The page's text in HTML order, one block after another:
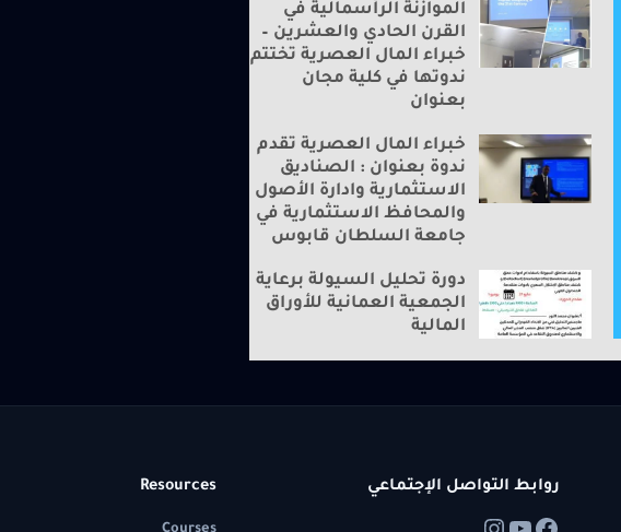
الموازنة الرأسمالية في
القرن الحادي والعشرين –
خبراء المال العصرية تختتم
ندوتها في كلية مجان
بعنوان
خبراء المال العصرية تقدم
ندوة بعنوان : الصناديق
الاستثمارية وادارة الأصول
والمحافظ الاستثمارية في
جامعة السلطان قابوس
دورة تحليل السيولة برعاية
الجمعية العمانية للأوراق
المالية
روابط التواصل الإجتماعي Resources